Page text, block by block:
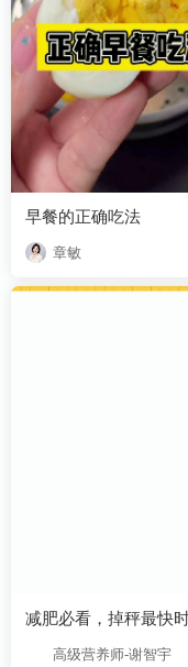
早餐的正确吃法
章敏
减肥必看，掉秤最快
高级营养师-谢智宇